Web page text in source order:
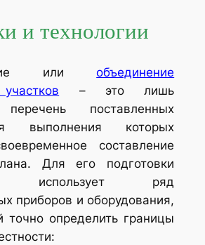
и технологии
илиобъединение
– это лишь
поставленных
выполнения которых
составление
Для его подготовки
использует ряд
приборов и оборудования,
точно определить границы